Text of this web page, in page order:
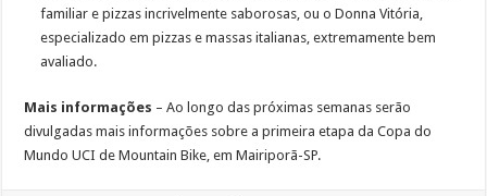
familiar e pizzas incrivelmente saborosas, ou o Donna Vitória,
especializado em pizzas e massas italianas, extremamente bem
avaliado.
Mais informações – Ao longo das próximas semanas serão
divulgadas mais informações sobre a primeira etapa da Copa do
Mundo UCI de Mountain Bike, em Mairiporã-SP.